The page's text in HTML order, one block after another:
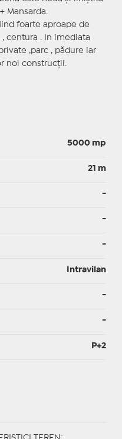
Mansarda.
foarte aproape de
centura . In imediata
,parc , pădure iar
noi construcții.
5000 mp
21 m
-
-
-
Intravilan
-
-
P+2